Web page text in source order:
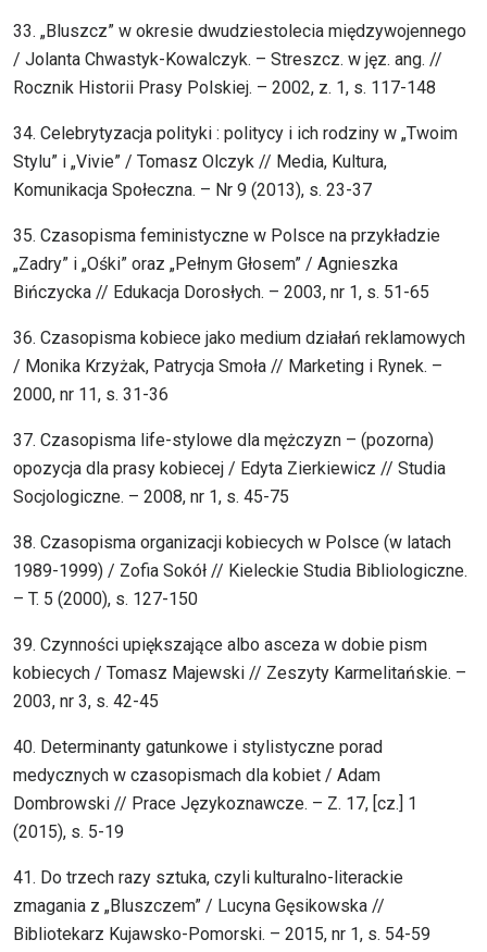
33. „Bluszcz” w okresie dwudziestolecia międzywojennego
/ Jolanta Chwastyk-Kowalczyk. – Streszcz. w jęz. ang. //
Rocznik Historii Prasy Polskiej. – 2002, z. 1, s. 117-148
34. Celebrytyzacja polityki : politycy i ich rodziny w „Twoim
Stylu” i „Vivie” / Tomasz Olczyk // Media, Kultura,
Komunikacja Społeczna. – Nr 9 (2013), s. 23-37
35. Czasopisma feministyczne w Polsce na przykładzie
„Zadry” i „Ośki” oraz „Pełnym Głosem” / Agnieszka
Bińczycka // Edukacja Dorosłych. – 2003, nr 1, s. 51-65
36. Czasopisma kobiece jako medium działań reklamowych
/ Monika Krzyżak, Patrycja Smoła // Marketing i Rynek. –
2000, nr 11, s. 31-36
37. Czasopisma life-stylowe dla mężczyzn – (pozorna)
opozycja dla prasy kobiecej / Edyta Zierkiewicz // Studia
Socjologiczne. – 2008, nr 1, s. 45-75
38. Czasopisma organizacji kobiecych w Polsce (w latach
1989-1999) / Zofia Sokół // Kieleckie Studia Bibliologiczne.
– T. 5 (2000), s. 127-150
39. Czynności upiększające albo asceza w dobie pism
kobiecych / Tomasz Majewski // Zeszyty Karmelitańskie. –
2003, nr 3, s. 42-45
40. Determinanty gatunkowe i stylistyczne porad
medycznych w czasopismach dla kobiet / Adam
Dombrowski // Prace Językoznawcze. – Z. 17, [cz.] 1
(2015), s. 5-19
41. Do trzech razy sztuka, czyli kulturalno-literackie
zmagania z „Bluszczem” / Lucyna Gęsikowska //
Bibliotekarz Kujawsko-Pomorski. – 2015, nr 1, s. 54-59